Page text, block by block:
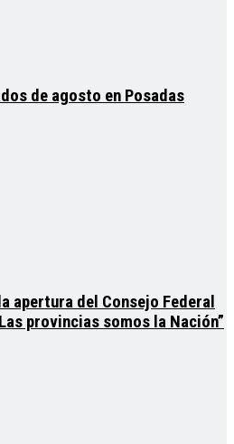
de agosto en Posadas
apertura del Consejo Federal
provincias somos la Nación”